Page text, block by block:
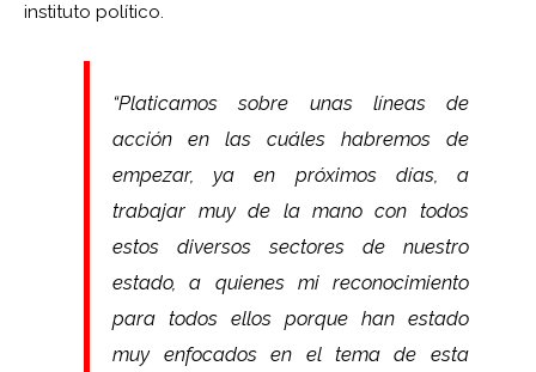
instituto político.
“Platicamos sobre unas líneas de
acción en las cuáles habremos de
empezar, ya en próximos días, a
trabajar muy de la mano con todos
estos diversos sectores de nuestro
estado, a quienes mi reconocimiento
para todos ellos porque han estado
muy enfocados en el tema de esta